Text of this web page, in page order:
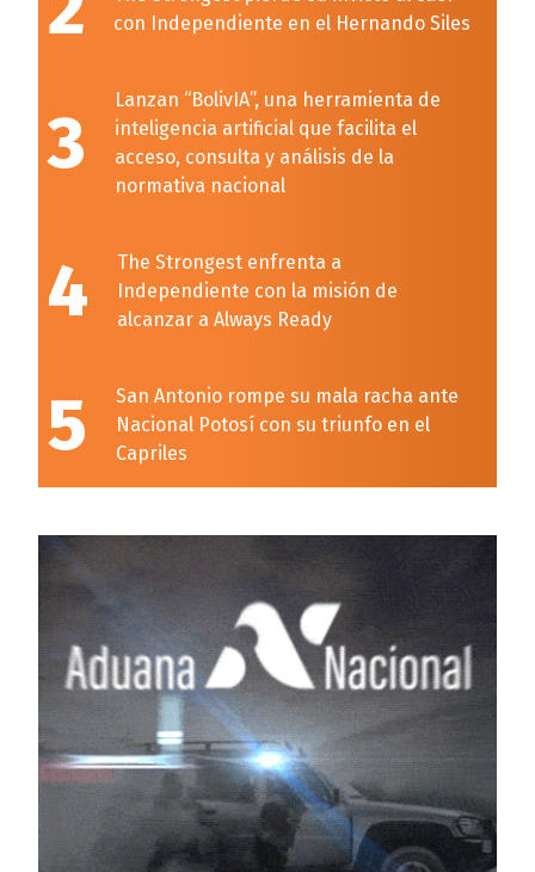
con Independiente en el Hernando Siles
3
Lanzan “BolivIA”, una herramienta de
inteligencia artificial que facilita el
acceso, consulta y análisis de la
normativa nacional
4
The Strongest enfrenta a
Independiente con la misión de
alcanzar a Always Ready
5
San Antonio rompe su mala racha ante
Nacional Potosí con su triunfo en el
Capriles